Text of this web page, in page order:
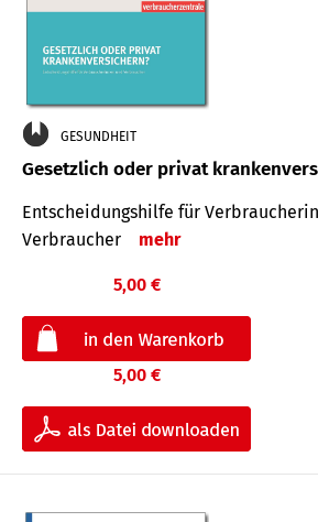
GESUNDHEIT
Gesetzlich oder privat
Entscheidungshilfe für
Verbraucher
mehr
5,00 €
5,00 €